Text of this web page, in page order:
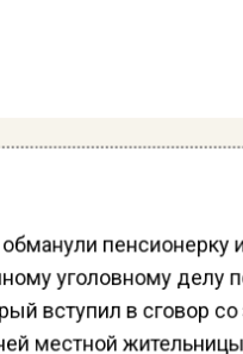
пенсионерку
уголовному делу
вступил в сговор
местной